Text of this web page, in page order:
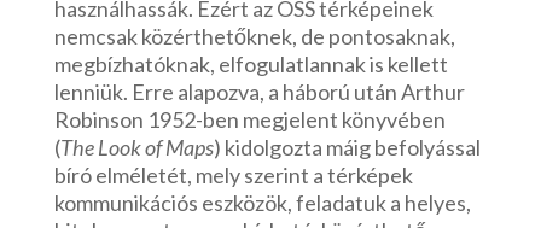
használhassák. Ezért az OSS térképeinek
nemcsak közérthetőknek, de pontosaknak,
megbízhatóknak, elfogulatlannak is kellett
lenniük. Erre alapozva, a háború után Arthur
Robinson 1952-ben megjelent könyvében
(The Look of Maps) kidolgozta máig befolyással
bíró elméletét, mely szerint a térképek
kommunikációs eszközök, feladatuk a helyes,